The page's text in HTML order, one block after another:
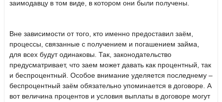
заимодавцу в том виде, в котором они были получены.
Вне зависимости от того, кто именно предоставил заём,
процессы, связанные с получением и погашением займа,
для всех будут одинаковы. Так, законодательство
предусматривает, что заем может давать как процентный, так
и беспроцентный. Особое внимание уделяется последнему –
беспроцентный заём обязательно упоминается в договоре. А
вот величина процентов и условия выплаты в договоре могут